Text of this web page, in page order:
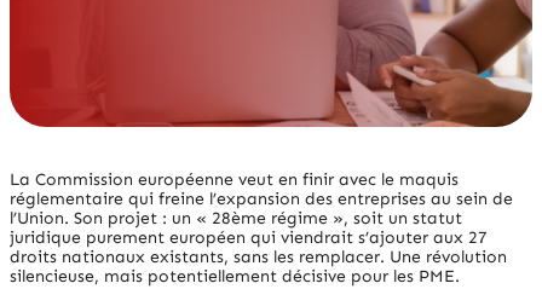
La Commission européenne veut en finir avec le maquis
réglementaire qui freine l’expansion des entreprises au sein de
l’Union. Son projet : un « 28ème régime », soit un statut
juridique purement européen qui viendrait s’ajouter aux 27
droits nationaux existants, sans les remplacer. Une révolution
silencieuse, mais potentiellement décisive pour les PME.